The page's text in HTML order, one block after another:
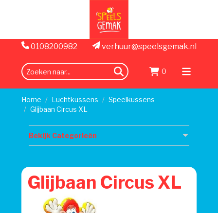
0108200982 verhuur@speelsgemak.nl
zoeken 0
Menu
Home
Luchtkussens
Speelkussens
Glijbaan Circus XL
Bekijk Categorieën
Glijbaan Circus XL